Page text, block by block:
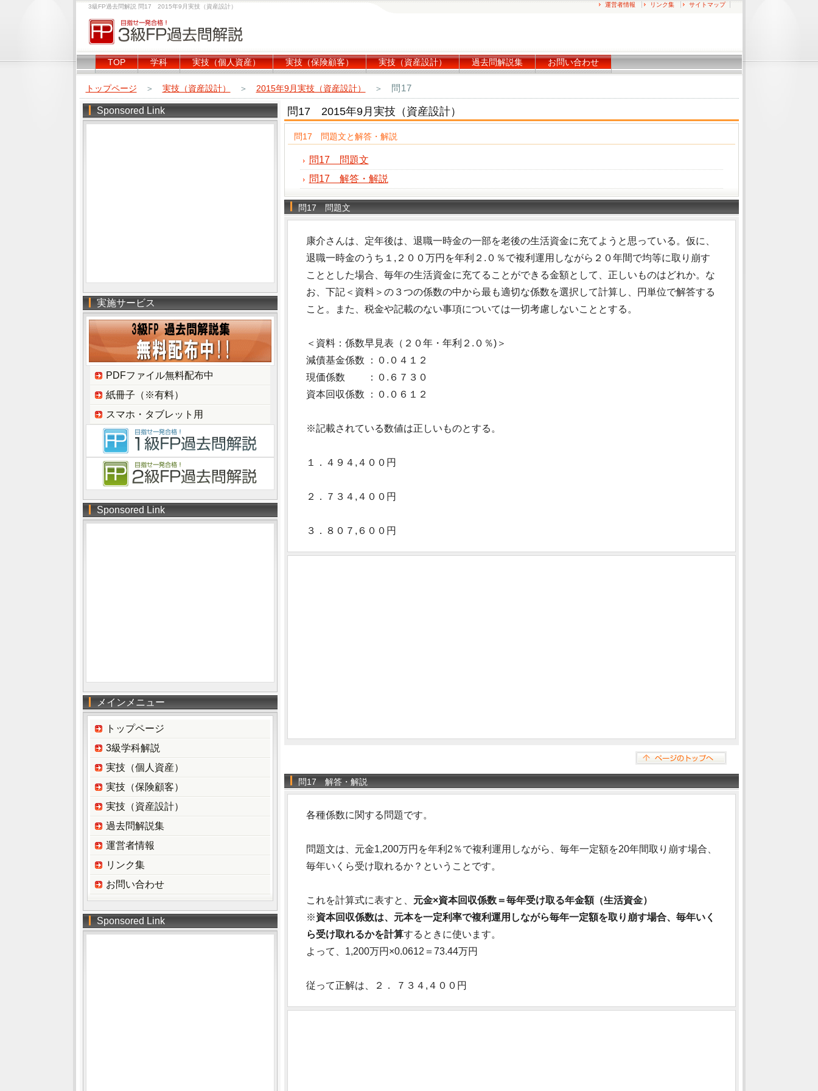
3級FP過去問解説 問17 2015年9月実技（資産設計） 運営者情報 リンク集 サイトマップ
TOP 学科 実技（個人資産） 実技（保険顧客） 実技（資産設計） 過去問解説集 お問い合わせ
トップページ ＞ 実技（資産設計） ＞ 2015年9月実技（資産設計） ＞ 問17
問17 2015年9月実技（資産設計）
問17 問題文と解答・解説
問17 問題文
問17 解答・解説
問17 問題文
康介さんは、定年後は、退職一時金の一部を老後の生活資金に充てようと思っている。仮に、
退職一時金のうち１,２００万円を年利２.０％で複利運用しながら２０年間で均等に取り崩す
こととした場合、毎年の生活資金に充てることができる金額として、正しいものはどれか。な
お、下記＜資料＞の３つの係数の中から最も適切な係数を選択して計算し、円単位で解答する
こと。また、税金や記載のない事項については一切考慮しないこととする。
＜資料：係数早見表（２０年・年利２.０％)＞
減債基金係数 ：０.０４１２
現価係数 ：０.６７３０
資本回収係数 ：０.０６１２
※記載されている数値は正しいものとする。
１．４９４,４００円
２．７３４,４００円
３．８０７,６００円
問17 解答・解説
各種係数に関する問題です。
問題文は、元金1,200万円を年利2％で複利運用しながら、毎年一定額を20年間取り崩す場合、
毎年いくら受け取れるか？ということです。
これを計算式に表すと、 元金×資本回収係数＝毎年受け取る年金額（生活資金）
※資本回収係数は、元本を一定利率で複利運用しながら毎年一定額を取り崩す場合、毎年いく
ら受け取れるかを計算するときに使います。
よって、1,200万円×0.0612＝73.44万円
従って正解は、２． ７３４,４００円
Sponsored Link
実施サービス
PDFファイル無料配布中
紙冊子（※有料）
スマホ・タブレット用
Sponsored Link
メインメニュー
トップページ
3級学科解説
実技（個人資産）
実技（保険顧客）
実技（資産設計）
過去問解説集
運営者情報
リンク集
お問い合わせ
Sponsored Link